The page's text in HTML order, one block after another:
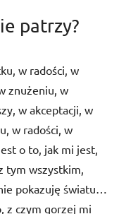
patrzy?
w radości, w
znużeniu, w
w akceptacji, w
w radości, w
o to, jak mi jest,
tym wszystkim,
pokazuję światu…
z czym gorzej mi